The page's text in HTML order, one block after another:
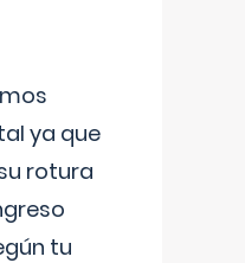
ya que
rotura
tu